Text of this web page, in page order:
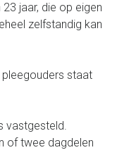
jaar, die op eigen
zelfstandig kan
pleegouders staat
vastgesteld.
of twee dagdelen